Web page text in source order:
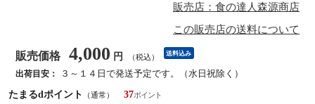
販売店：食の達人森源商店
この販売店の送料について
販売価格 4,000 円 （税込） 送料込み
出荷目安：
３～１４日で発送予定です。（水日祝除く）
たまるdポイント
（通常）
37